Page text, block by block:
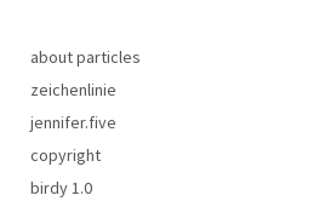
about particles
zeichenlinie
jennifer.five
copyright
birdy 1.0